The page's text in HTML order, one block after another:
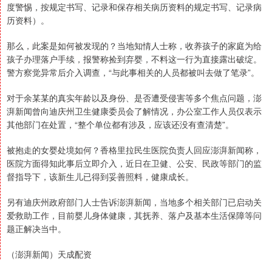
度警惕，按规定书写、记录和保存相关病历资料的规定书写、记录病
历资料）。
那么，此案是如何被发现的？当地知情人士称，收养孩子的家庭为给
孩子办理落户手续，报警称捡到弃婴，不料这一行为直接露出破绽。
警方察觉异常后介入调查，“与此事相关的人员都被叫去做了笔录”。
对于余某某的真实年龄以及身份、是否遭受侵害等多个焦点问题，澎
湃新闻曾向迪庆州卫生健康委员会了解情况，办公室工作人员仅表示
其他部门在处置，“整个单位都有涉及，应该还没有查清楚”。
被抱走的女婴处境如何？香格里拉民生医院负责人回应澎湃新闻称，
医院方面得知此事后立即介入，近日在卫健、公安、民政等部门的监
督指导下，该新生儿已得到妥善照料，健康成长。
另有迪庆州政府部门人士告诉澎湃新闻，当地多个相关部门已启动关
爱救助工作，目前婴儿身体健康，其抚养、落户及基本生活保障等问
题正解决当中。
（澎湃新闻）天成配资